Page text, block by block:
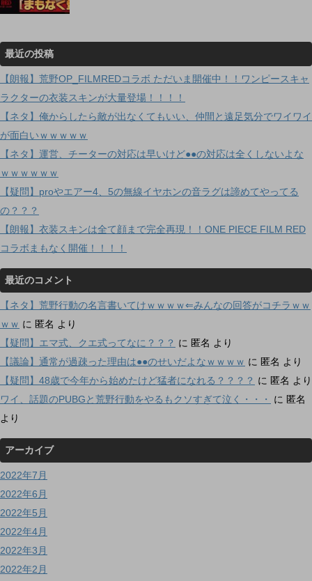
最近の投稿
【朗報】荒野OP_FILMREDコラボ ただいま開催中！！ワンピースキャ
ラクターの衣装スキンが大量登場！！！！
【ネタ】俺からしたら敵が出なくてもいい、仲間と遠足気分でワイワイ
が面白いｗｗｗｗｗ
【ネタ】運営、チーターの対応は早いけど●●の対応は全くしないよな
ｗｗｗｗｗｗ
【疑問】proやエアー4、5の無線イヤホンの音ラグは諦めてやってる
の？？？
【朗報】衣装スキンは全て顔まで完全再現！！ONE PIECE FILM RED
コラボまもなく開催！！！！
最近のコメント
【ネタ】荒野行動の名言書いてけｗｗｗｗ⇐みんなの回答がコチラｗｗ
ｗｗ に 匿名 より
【疑問】エマ式、クエ式ってなに？？？ に 匿名 より
【議論】通常が過疎った理由は●●のせいだよなｗｗｗｗ に 匿名 より
【疑問】48歳で今年から始めたけど猛者になれる？？？？ に 匿名 より
ワイ、話題のPUBGと荒野行動をやるもクソすぎて泣く・・・
に 匿名
より
アーカイブ
2022年7月
2022年6月
2022年5月
2022年4月
2022年3月
2022年2月